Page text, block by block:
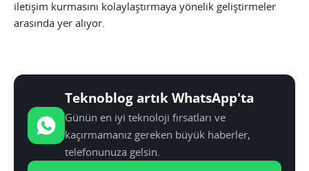
iletişim kurmasını kolaylaştırmaya yönelik geliştirmeler
arasında yer alıyor.
Teknoblog artık WhatsApp'ta
Günün en iyi teknoloji fırsatları ve
kaçırmamanız gereken büyük haberler,
telefonunuza gelsin.